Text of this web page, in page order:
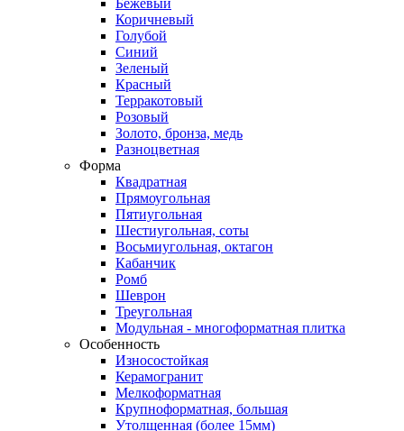
Бежевый
Коричневый
Голубой
Синий
Зеленый
Красный
Терракотовый
Розовый
Золото, бронза, медь
Разноцветная
Форма
Квадратная
Прямоугольная
Пятиугольная
Шестиугольная, соты
Восьмиугольная, октагон
Кабанчик
Ромб
Шеврон
Треугольная
Модульная - многоформатная плитка
Особенность
Износостойкая
Керамогранит
Мелкоформатная
Крупноформатная, большая
Утолщенная (более 15мм)